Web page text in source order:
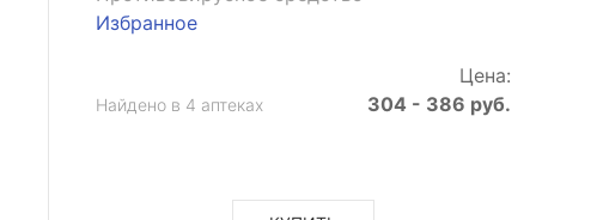
Избранное
Цена:
Найдено в 4 аптеках 304 - 386 руб.